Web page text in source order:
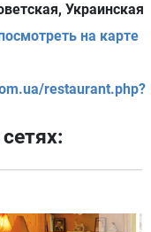
Украинская
на карте
restaurant.php?